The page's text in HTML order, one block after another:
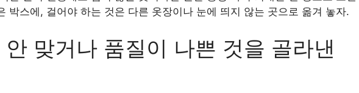
박스에, 걸어야 하는 것은 다른 옷장이나 눈에 띄지 않는 곳으로 옮겨 놓자.
맞거나 품질이 나쁜 것을 골라낸